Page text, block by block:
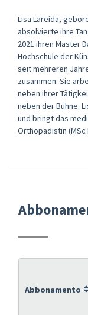
Lisa Lareida,
absolvierte ihre
2021 ihren Master
Hochschule der
seit mehreren
zusammen. Sie
neben ihrer
neben der Bühne.
und bringt das
Orthopädistin
Abbonamento